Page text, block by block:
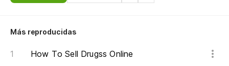
Más reproducidas
How To Sell Drugss Online